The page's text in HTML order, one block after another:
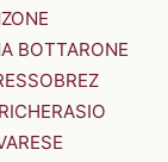
BOTTARONE
BREZ